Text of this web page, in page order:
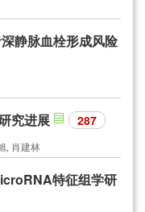
静脉血栓形成风险
究进展 287
, 肖建林
特征组学研